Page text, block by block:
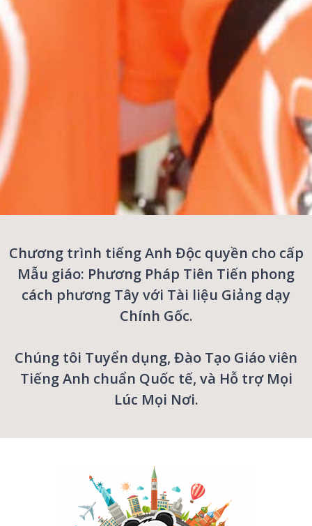
Chương trình tiếng Anh Độc quyền cho cấp
Mẫu giáo: Phương Pháp Tiên Tiến phong
cách phương Tây với Tài liệu Giảng dạy
Chính Gốc.
Chúng tôi Tuyển dụng, Đào Tạo Giáo viên
Tiếng Anh chuẩn Quốc tế, và Hỗ trợ Mọi
Lúc Mọi Nơi.